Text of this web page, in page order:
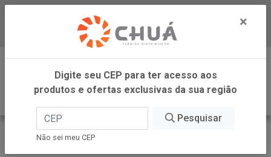
Baixe já nosso APP
0
INÍCIO
DANILLA FOODS
×
Digite seu CEP para ter acesso aos
produtos e ofertas exclusivas da sua região
Pesquisar
Não sei meu CEP